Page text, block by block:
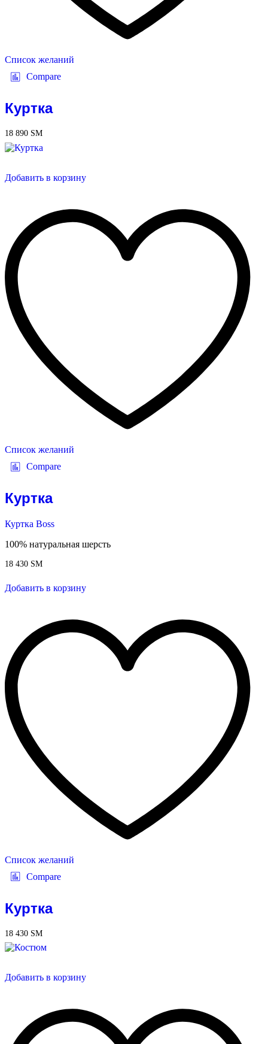
Список желаний
Compare
Куртка
18 890 ЅМ
Добавить в корзину
Список желаний
Compare
Куртка
Куртка Boss
100% натуральная шерсть
18 430 ЅМ
Добавить в корзину
Список желаний
Compare
Куртка
18 430 ЅМ
Добавить в корзину